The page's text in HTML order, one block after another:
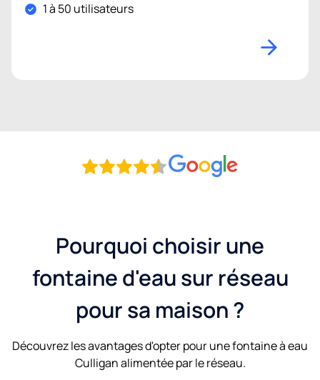
1 à 50 utilisateurs
Pourquoi choisir une
fontaine d'eau sur réseau
pour sa maison ?
Découvrez les avantages d'opter pour une fontaine à eau
Culligan alimentée par le réseau.